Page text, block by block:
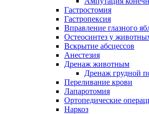
Гастростомия
Гастропексия
Вправление глазного
Остеосинтез у
Вскрытие абсцессов
Анестезия
Дренаж животным
Дренаж грудной
Переливание крови
Лапаротомия
Ортопедические
Наркоз